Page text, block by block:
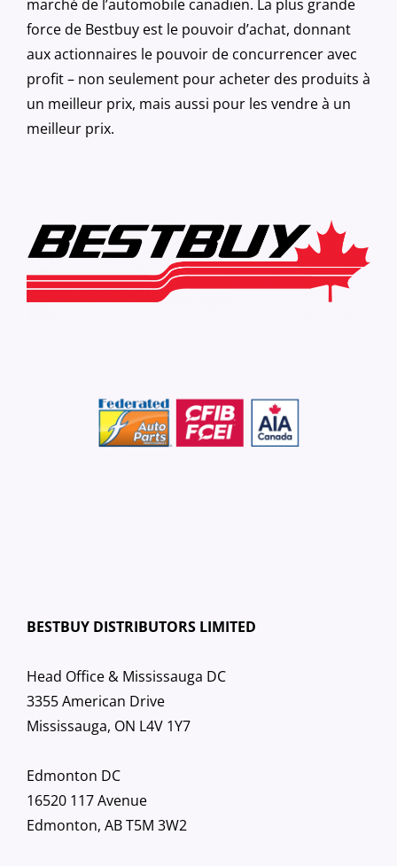
marché de l’automobile canadien. La plus grande
force de Bestbuy est le pouvoir d’achat, donnant
aux actionnaires le pouvoir de concurrencer avec
profit – non seulement pour acheter des produits à
un meilleur prix, mais aussi pour les vendre à un
meilleur prix.
BESTBUY DISTRIBUTORS LIMITED
Head Office & Mississauga DC
3355 American Drive
Mississauga, ON L4V 1Y7
Edmonton DC
16520 117 Avenue
Edmonton, AB T5M 3W2